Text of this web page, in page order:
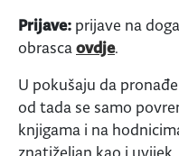
Prijave: prijave na
obrascaovdje.
U pokušaju da
od tada se samo
knjigama i na